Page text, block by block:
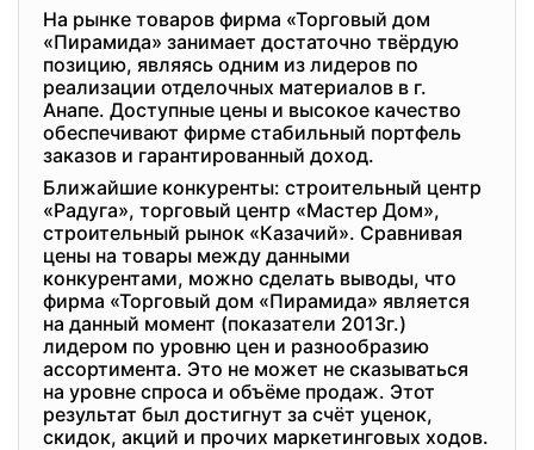
На рынке товаров фирма «Торговый дом
«Пирамида» занимает достаточно твёрдую
позицию, являясь одним из лидеров по
реализации отделочных материалов в г.
Анапе. Доступные цены и высокое качество
обеспечивают фирме стабильный портфель
заказов и гарантированный доход.
Ближайшие конкуренты: строительный центр
«Радуга», торговый центр «Мастер Дом»,
строительный рынок «Казачий». Сравнивая
цены на товары между данными
конкурентами, можно сделать выводы, что
фирма «Торговый дом «Пирамида» является
на данный момент (показатели 2013г.)
лидером по уровню цен и разнообразию
ассортимента. Это не может не сказываться
на уровне спроса и объёме продаж. Этот
результат был достигнут за счёт уценок,
скидок, акций и прочих маркетинговых ходов.